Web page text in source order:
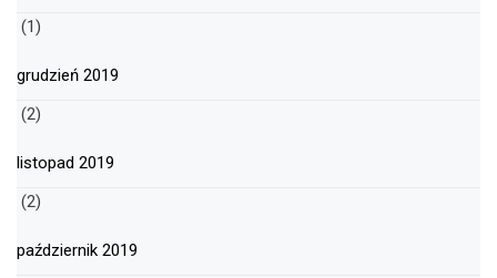
(1)
grudzień 2019
(2)
listopad 2019
(2)
październik 2019